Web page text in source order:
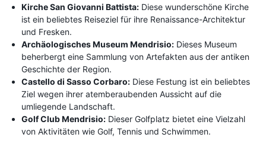
Kirche San Giovanni Battista: Diese wunderschöne Kirche
ist ein beliebtes Reiseziel für ihre Renaissance-Architektur
und Fresken.
Archäologisches Museum Mendrisio: Dieses Museum
beherbergt eine Sammlung von Artefakten aus der antiken
Geschichte der Region.
Castello di Sasso Corbaro: Diese Festung ist ein beliebtes
Ziel wegen ihrer atemberaubenden Aussicht auf die
umliegende Landschaft.
Golf Club Mendrisio: Dieser Golfplatz bietet eine Vielzahl
von Aktivitäten wie Golf, Tennis und Schwimmen.